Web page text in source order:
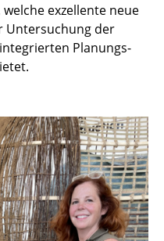
exzellente neue
Untersuchung der
Planungs-